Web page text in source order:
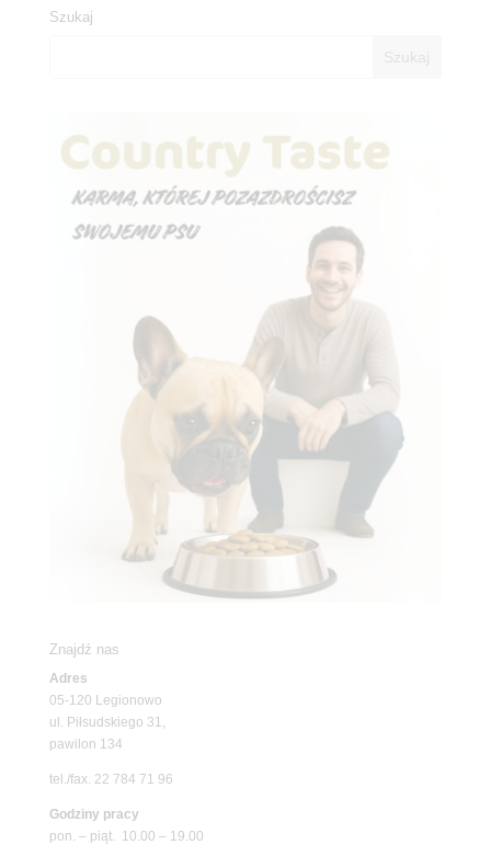
Szukaj
Znajdź nas
Adres
05-120 Legionowo
ul. Piłsudskiego 31,
pawilon 134
tel./fax. 22 784 71 96
Godziny pracy
pon. – piąt. 10.00 – 19.00